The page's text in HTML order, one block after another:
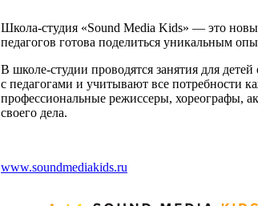
Школа-студия «Sound Media Kids» — это
педагогов готова поделиться уникальным
В школе-студии проводятся занятия для
с педагогами и учитывают все потребности
профессиональные режиссеры, хореографы,
своего дела.
www.soundmediakids.ru